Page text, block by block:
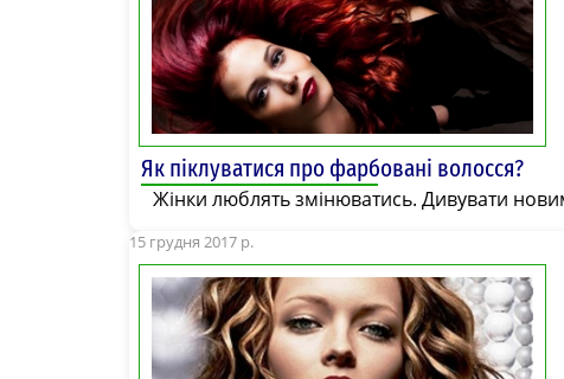
Як піклуватися про фарбовані волосся?
Жінки люблять змінюватись. Дивувати
15 грудня 2017 р.